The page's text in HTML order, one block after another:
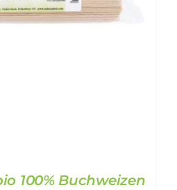
100% Buchweizen